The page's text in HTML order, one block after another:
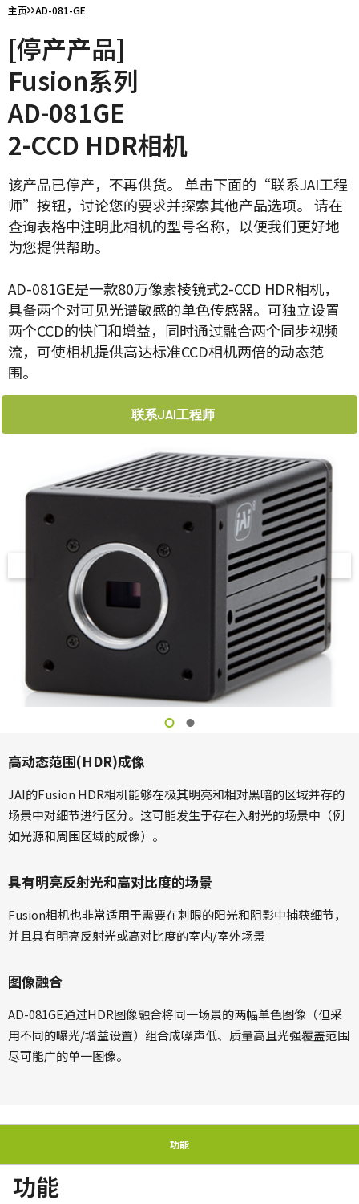
主页 AD-081-GE
[停产产品]
Fusion系列
AD-081GE
2-CCD HDR相机
该产品已停产，不再供货。 单击下面的“联系JAI工程
师”按钮，讨论您的要求并探索其他产品选项。 请在
查询表格中注明此相机的型号名称，以便我们更好地
为您提供帮助。
AD-081GE是一款80万像素棱镜式2-CCD HDR相机，
具备两个对可见光谱敏感的单色传感器。可独立设置
两个CCD的快门和增益，同时通过融合两个同步视频
流，可使相机提供高达标准CCD相机两倍的动态范
围。
联系JAI工程师
高动态范围(HDR)成像
JAI的Fusion HDR相机能够在极其明亮和相对黑暗的区域并存的
场景中对细节进行区分。这可能发生于存在入射光的场景中（例
如光源和周围区域的成像）。
具有明亮反射光和高对比度的场景
Fusion相机也非常适用于需要在刺眼的阳光和阴影中捕获细节，
并且具有明亮反射光或高对比度的室内/室外场景
图像融合
AD-081GE通过HDR图像融合将同一场景的两幅单色图像（但采
用不同的曝光/增益设置）组合成噪声低、质量高且光强覆盖范围
尽可能广的单一图像。
功能
功能